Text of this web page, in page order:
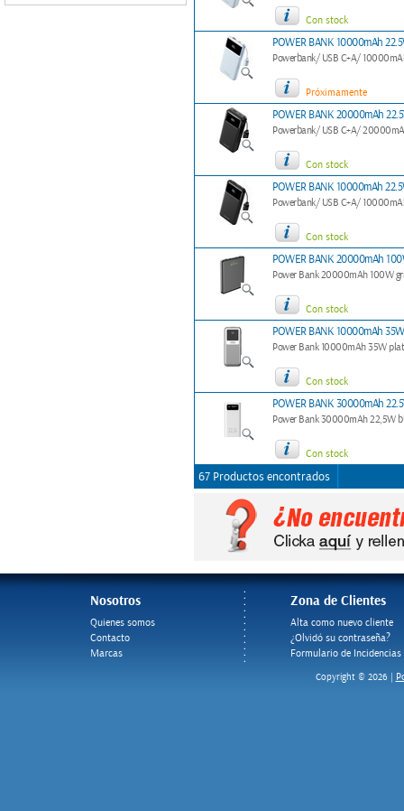
Con stock
POWER BANK 10000mAh
Powerbank/ USB C+A/
Próximamente
POWER BANK 20000mAh
Powerbank/ USB C+A/
Con stock
POWER BANK 10000mAh
Powerbank/ USB C+A/
Con stock
POWER BANK 20000mAh
Power Bank 20000mAh 100W
Con stock
POWER BANK 10000mAh 35W
Power Bank 10000mAh 35W
Con stock
POWER BANK 30000mAh
Power Bank 30000mAh 22,5W
Con stock
67 Productos encontrados
Nosotros
Quienes somos
Contacto
Marcas
Zona de Clientes
Alta como nuevo cliente
¿Olvidó su contraseña?
Formulario de Incidencias
Copyright © 2026 |